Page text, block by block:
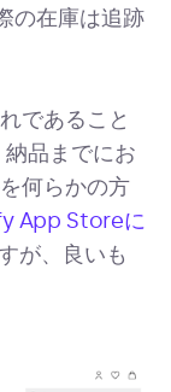
の在庫は追跡
であること
品までにお
何らかの方
App Storeに
が、良いも